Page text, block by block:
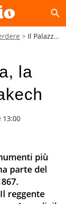
search
Il Palazzo Bahia, la bellezza di Marrakech
la
13:00
più
parte del
reggente